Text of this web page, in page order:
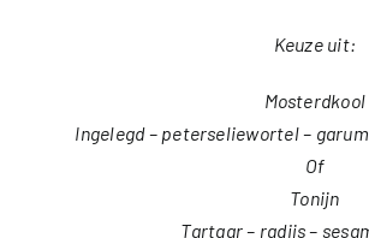
Keuze uit:
Mosterdkool
Ingelegd – peterseliewortel –
Of
Tonijn
Tartaar – radijs –